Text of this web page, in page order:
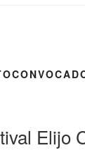
Elijo